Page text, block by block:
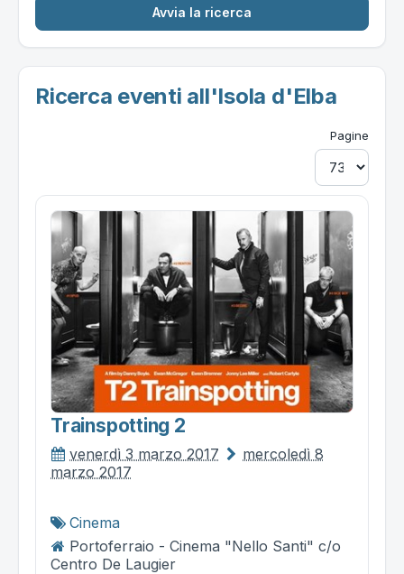
Ricerca eventi all'Isola d'Elba
Pagine
Trainspotting 2
venerdì 3 marzo 2017
mercoledì 8
marzo 2017
Cinema
Portoferraio - Cinema "Nello Santi" c/o
Centro De Laugier